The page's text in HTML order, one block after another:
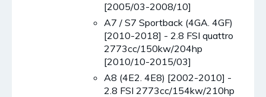
[2005/03-2008/10]
A7 / S7 Sportback (4GA. 4GF)
[2010-2018] - 2.8 FSI quattro
2773cc/150kw/204hp
[2010/10-2015/03]
A8 (4E2. 4E8) [2002-2010] -
2.8 FSI 2773cc/154kw/210hp